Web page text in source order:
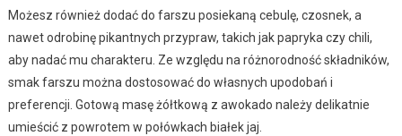
Możesz również dodać do farszu posiekaną cebulę, czosnek, a
nawet odrobinę pikantnych przypraw, takich jak papryka czy chili,
aby nadać mu charakteru. Ze względu na różnorodność składników,
smak farszu można dostosować do własnych upodobań i
preferencji. Gotową masę żółtkową z awokado należy delikatnie
umieścić z powrotem w połówkach białek jaj.